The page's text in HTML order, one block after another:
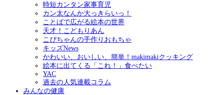
時短カンタン家事育児
カン太なんか大っきらいっ！
ことばで広がる絵本の世界
天才！こどもりあん
こぴちゃんの手作りおもちゃ
キッズNews
かわいい、おいしい、簡単！makimakiクッキング
絵本に出てくる「これ！」食べたい
YAC
過去の人気連載コラム
みんなの健康